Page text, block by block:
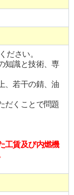
ださい。
知識と技術、専
、若干の錆、油
だくことで問題
工賃及び内燃機